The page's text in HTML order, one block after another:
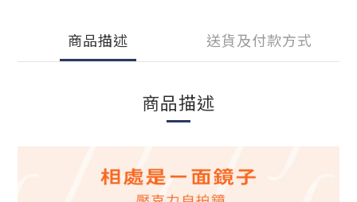
商品描述 送貨及付款方式
商品描述